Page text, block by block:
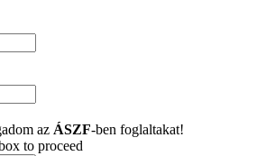
az ÁSZF-ben foglaltakat!
to proceed